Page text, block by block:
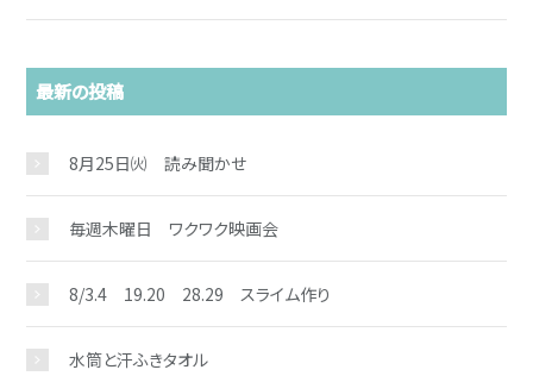
お問い合わせ
最新の投稿
8月25日㈫ 読み聞かせ
毎週木曜日 ワクワク映画会
8/3.4 19.20 28.29 スライム作り
水筒と汗ふきタオル